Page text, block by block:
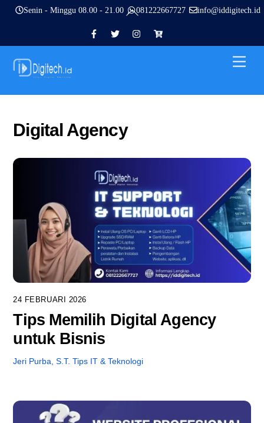
Skip
Senin - Minggu 08.00 - 21.00 081222667727 info@iddigitech.id
ID
ID
ID
Pesanan
Digital Agency
24 FEBRUARI 2026
Tips Memilih Digital Agency
untuk Bisnis
Jeri Purba, S.T. Tips IT & Teknologi
Back
Top